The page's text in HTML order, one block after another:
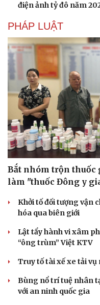
Sức khỏe
Dinh dưỡng - món ngon
Cây thuốc
Sản phụ khoa
Nhi khoa
Nam khoa
Làm đẹp - giảm cân
Ăn sạch sống khỏe
điện ảnh tỷ đô năm
PHÁP LUẬT
Bắt nhóm trộn thuốc
làm "thuốc Đông y
Khởi tố đối tượng vận
hóa qua biên giới
Lật tẩy hành vi xâm
“ông trùm” Việt KTV
Truy tố tài xế xe tải
Bùng nổ trí tuệ nhân
với an ninh quốc gia